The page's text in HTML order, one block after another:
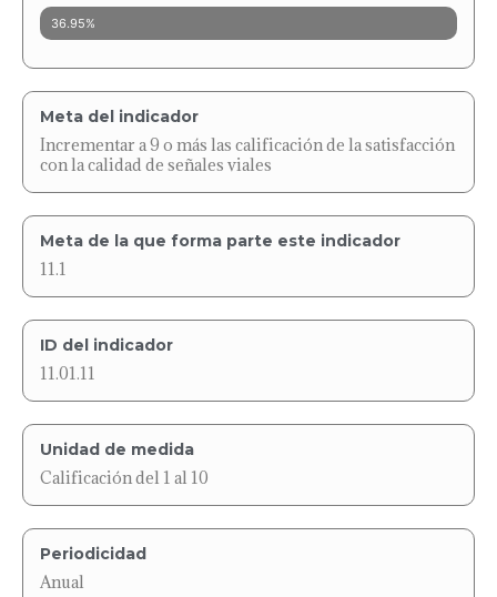
36.95%
Meta del indicador
Incrementar a 9 o más las calificación de la satisfacción
con la calidad de señales viales
Meta de la que forma parte este indicador
11.1
ID del indicador
11.01.11
Unidad de medida
Calificación del 1 al 10
Periodicidad
Anual